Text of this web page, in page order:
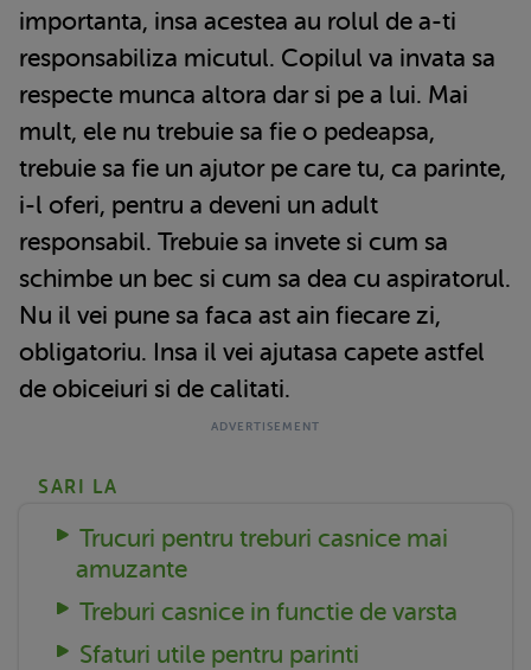
importanta, insa acestea au rolul de a-ti
responsabiliza micutul. Copilul va invata sa
respecte munca altora dar si pe a lui. Mai
mult, ele nu trebuie sa fie o pedeapsa,
trebuie sa fie un ajutor pe care tu, ca parinte,
i-l oferi, pentru a deveni un adult
responsabil. Trebuie sa invete si cum sa
schimbe un bec si cum sa dea cu aspiratorul.
Nu il vei pune sa faca ast ain fiecare zi,
obligatoriu. Insa il vei ajutasa capete astfel
de obiceiuri si de calitati.
SARI LA
Trucuri pentru treburi casnice mai
amuzante
Treburi casnice in functie de varsta
Sfaturi utile pentru parinti